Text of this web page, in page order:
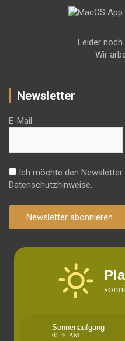
Leider
Wir
Newsletter
E-Mail
Ich möchte den
Datenschutzhinweise.
Newsletter abonnieren
Sonnenaufgang
05:46 AM